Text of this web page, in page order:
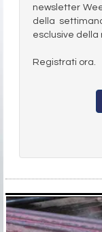
newsletter
della
esclusive della
Registrati ora.